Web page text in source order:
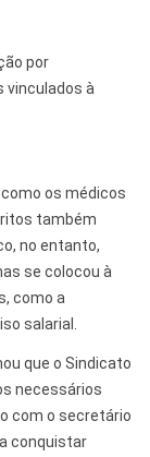
por
vinculados à
os médicos
também
no entanto,
se colocou à
como a
salarial.
que o Sindicato
necessários
com o secretário
conquistar